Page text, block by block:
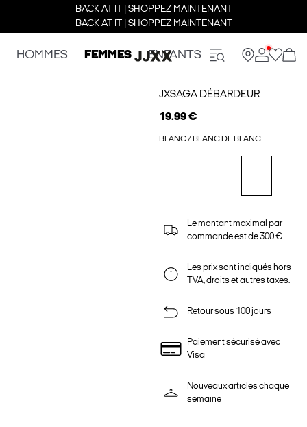
BACK AT IT | SHOPPEZ MAINTENANT
BACK AT IT | SHOPPEZ MAINTENANT
HOMMES FEMMES ENFANTS
JXSAGA DÉBARDEUR
19.99 €
BLANC / BLANC DE BLANC
Le montant maximal par
commande est de 300 €
Les prix sont indiqués hors
TVA, droits et autres taxes.
Retour sous 100 jours
Paiement sécurisé avec
Visa
Nouveaux articles chaque
semaine